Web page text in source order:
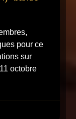
pour ce
sur
octobre